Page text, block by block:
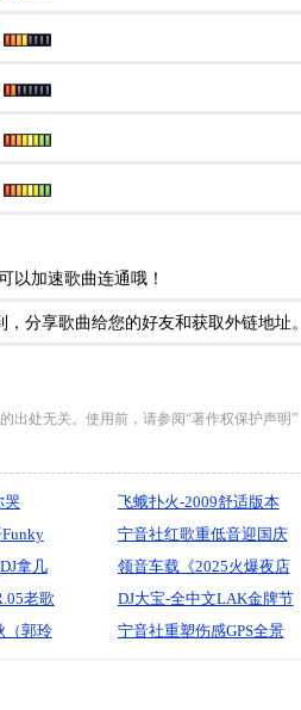
以加速歌曲连通哦！
分享歌曲给您的好友和获取外链地址。
出处无关。使用前，请参阅“著作权保护声明”
哭
飞蛾扑火-2009舒适版本
(DJROWEI REMIX)
顾自
宁音社红歌重低音迎国庆
折叠进击术立体声专攻车
载空间压缩炸弹DJ余意
拿几
六星
样·心
领音车载《2025火爆夜店
【国潮土嗨Disco.Bounce
硬核劲电NO.11】弹跳重低
老歌
底.那
DJ大宝-全中文LAK金牌节
奏抖音摇太空慢摇百变节
（郭玲
宁音社重塑伤感GPS全景